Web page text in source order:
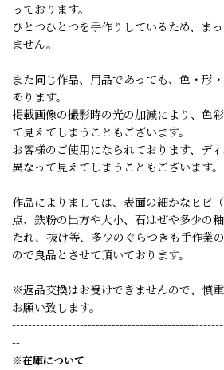
っております。
ひとつひとつを手作りしているため、ま
ません。
また同じ作品、用品であっても、色・形
あります。
掲載画像の撮影時の光の加減により、色
て見えてしまうこともございます。
お客様のご使用になられております、デ
異なって見えてしまうこともございます。
作品によりましては、表面の細かなヒビ
点、鉄粉の出方や大小、石はぜや多少の
たれ、抜け等、多少のぐらつきも手作業
ので良品とさせて頂いております。
※返品交換はお受けできませんので、慎
お願い致します。
--
※在庫について